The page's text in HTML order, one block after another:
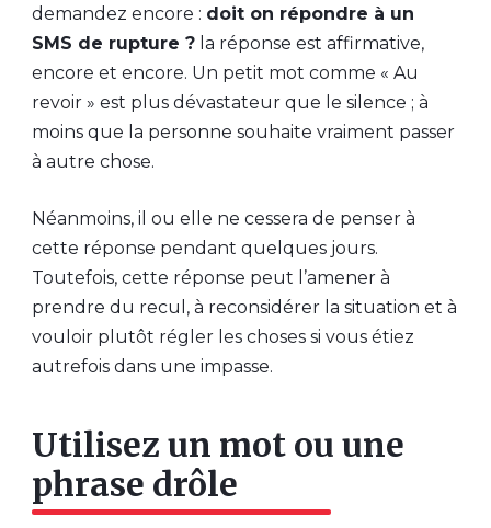
demandez encore : doit on répondre à un
SMS de rupture ?la réponse est affirmative,
encore et encore. Un petit mot comme « Au
revoir » est plus dévastateur que le silence ; à
moins que la personne souhaite vraiment passer
à autre chose.
Néanmoins, il ou elle ne cessera de penser à
cette réponse pendant quelques jours.
Toutefois, cette réponse peut l’amener à
prendre du recul, à reconsidérer la situation et à
vouloir plutôt régler les choses si vous étiez
autrefois dans une impasse.
Utilisez un mot ou une
phrase drôle